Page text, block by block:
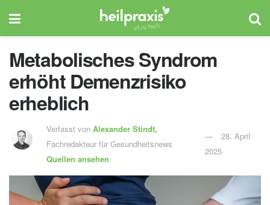
Metabolisches Syndrom
erhöht Demenzrisiko
erheblich
Verfasst vonAlexander Stindt,
Fachredakteur für Gesundheitsnews
Quellen ansehen
28. April
2025